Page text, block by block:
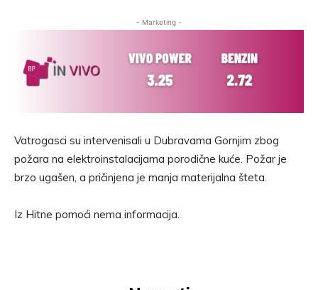
- Marketing -
Vatrogasci su intervenisali u Dubravama Gornjim zbog
požara na elektroinstalacijama porodične kuće. Požar je
brzo ugašen, a pričinjena je manja materijalna šteta.
Iz Hitne pomoći nema informacija.